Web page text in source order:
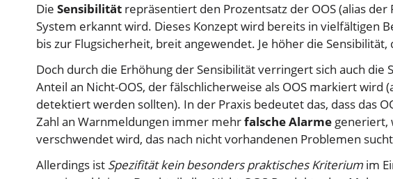
Die Sensibilität repräsentiert den Prozentsatz der OOS (alias
System erkannt wird. Dieses Konzept wird bereits in vielfältigen
bis zur Flugsicherheit, breit angewendet. Je höher die
Doch durch die Erhöhung der Sensibilität verringert sich auch die
Anteil an Nicht-OOS, der fälschlicherweise als OOS markiert wird
detektiert werden sollten). In der Praxis bedeutet das, dass das
Zahl an Warnmeldungen immer mehrfalsche Alarme generiert,
verschwendet wird, das nach nicht vorhandenen Problemen
Allerdings ist Spezifität kein besonders praktisches Kriterium im